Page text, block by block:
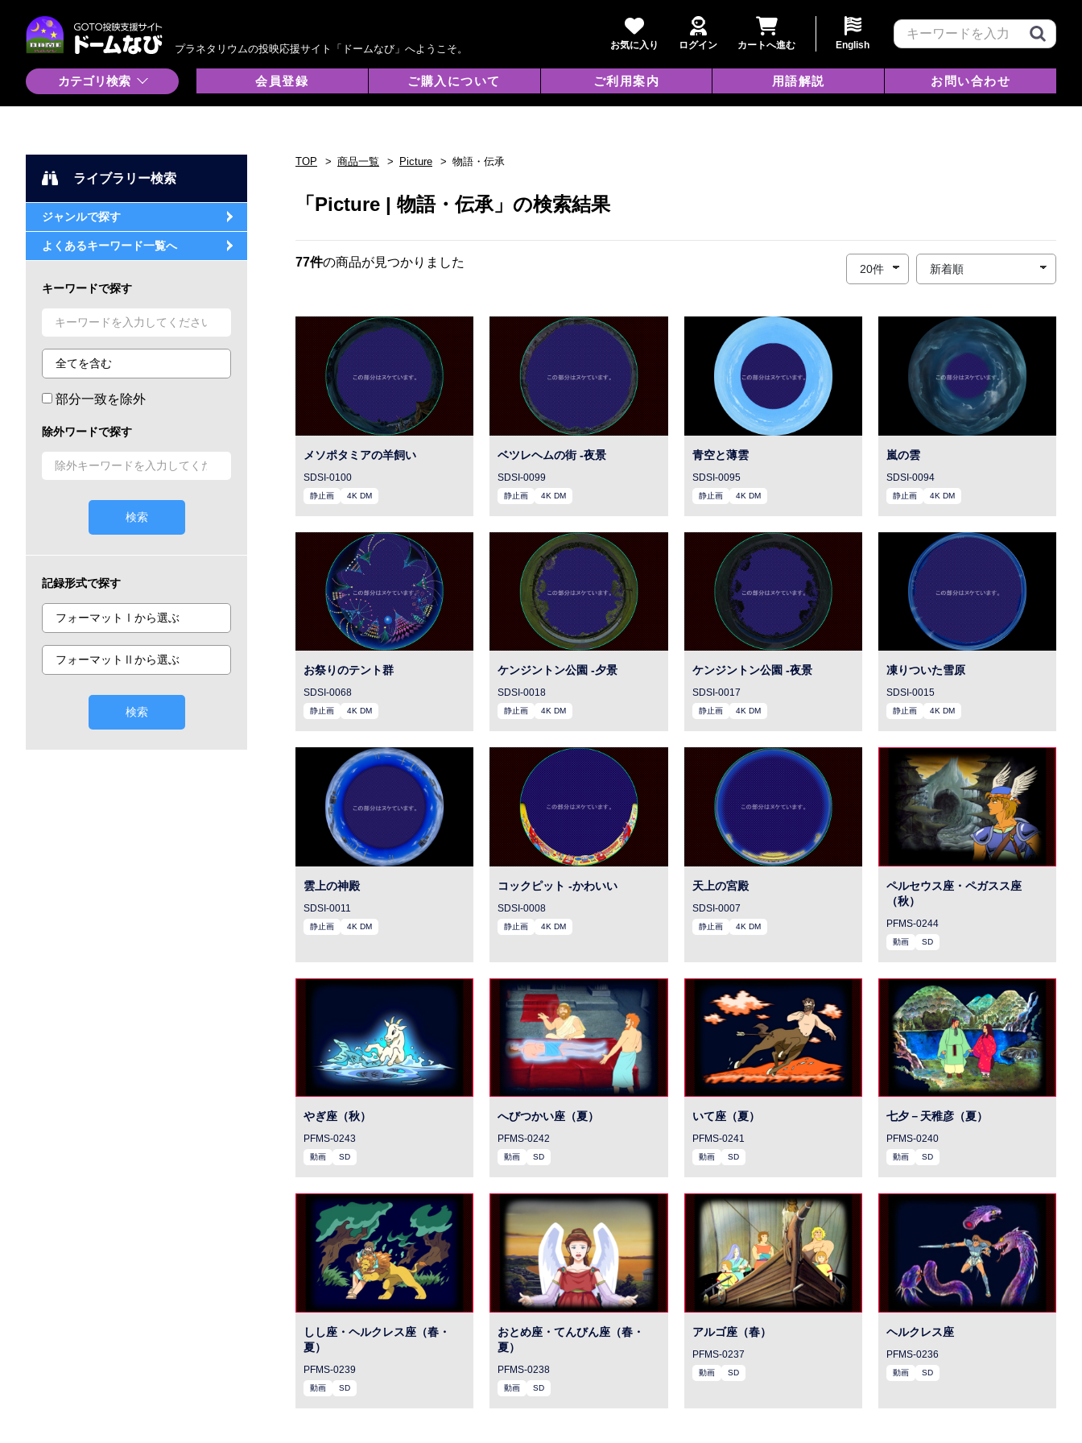
プラネタリウムの投映応援サイト「ドームなび」へようこそ。 お気に入り ログイン カートへ進む English
カテゴリ検索 会員登録 ご購入について ご利用案内 用語解説 お問い合わせ
ライブラリー検索
ジャンルで探す
よくあるキーワード一覧へ
キーワードで探す
部分一致を除外
除外ワードで探す
検索
記録形式で探す
検索
TOP 商品一覧 Picture 物語・伝承
「Picture | 物語・伝承」の検索結果
77件の商品が見つかりました
メソポタミアの羊飼い
SDSI-0100
静止画 4K DM
ベツレヘムの街 -夜景
SDSI-0099
静止画 4K DM
青空と薄雲
SDSI-0095
静止画 4K DM
嵐の雲
SDSI-0094
静止画 4K DM
お祭りのテント群
SDSI-0068
静止画 4K DM
ケンジントン公園 -夕景
SDSI-0018
静止画 4K DM
ケンジントン公園 -夜景
SDSI-0017
静止画 4K DM
凍りついた雪原
SDSI-0015
静止画 4K DM
雲上の神殿
SDSI-0011
静止画 4K DM
コックピット -かわいい
SDSI-0008
静止画 4K DM
天上の宮殿
SDSI-0007
静止画 4K DM
ペルセウス座・ペガスス座
（秋）
PFMS-0244
動画 SD
やぎ座（秋）
PFMS-0243
動画 SD
へびつかい座（夏）
PFMS-0242
動画 SD
いて座（夏）
PFMS-0241
動画 SD
七夕－天稚彦（夏）
PFMS-0240
動画 SD
しし座・ヘルクレス座（春・
夏）
PFMS-0239
動画 SD
おとめ座・てんびん座（春・
夏）
PFMS-0238
動画 SD
アルゴ座（春）
PFMS-0237
動画 SD
ヘルクレス座
PFMS-0236
動画 SD